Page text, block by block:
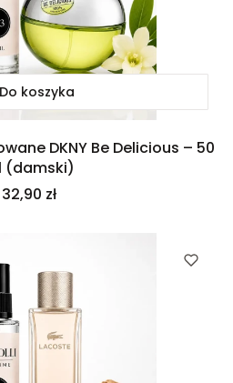
Do koszyka
DKNY Be Delicious – 50
(damski)
Cena
32,90 zł